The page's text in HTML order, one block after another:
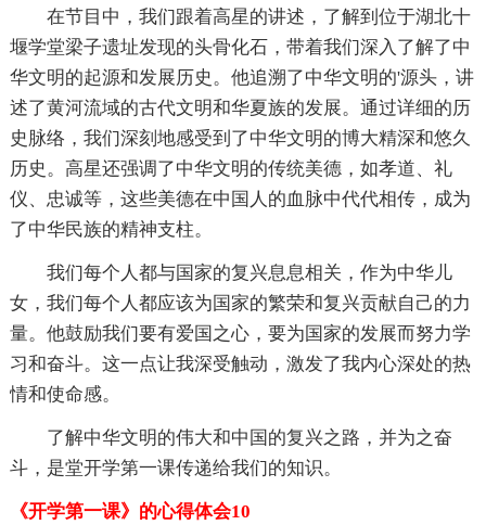
在节目中，我们跟着高星的讲述，了解到位于湖北十
堰学堂梁子遗址发现的头骨化石，带着我们深入了解了中
华文明的起源和发展历史。他追溯了中华文明的'源头，讲
述了黄河流域的古代文明和华夏族的发展。通过详细的历
史脉络，我们深刻地感受到了中华文明的博大精深和悠久
历史。高星还强调了中华文明的传统美德，如孝道、礼
仪、忠诚等，这些美德在中国人的血脉中代代相传，成为
了中华民族的精神支柱。
我们每个人都与国家的复兴息息相关，作为中华儿
女，我们每个人都应该为国家的繁荣和复兴贡献自己的力
量。他鼓励我们要有爱国之心，要为国家的发展而努力学
习和奋斗。这一点让我深受触动，激发了我内心深处的热
情和使命感。
了解中华文明的伟大和中国的复兴之路，并为之奋
斗，是堂开学第一课传递给我们的知识。
《开学第一课》的心得体会10